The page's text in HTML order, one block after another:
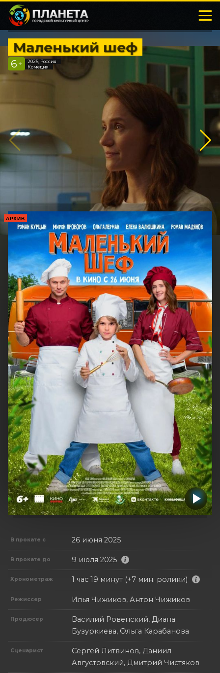
Маленький шеф
6 +
2025, Россия
Комедия
АРХИВ
В прокате с 26 июня 2025
В прокате до 9 июля 2025
Хронометраж 1 час 19 минут (+7 мин. ролики)
Режиссер Илья Чижиков, Антон Чижиков
Продюсер
Василий Ровенский, Диана
Бузуркиева, Ольга Карабанова
Сценарист
Сергей Литвинов, Даниил
Августовский, Дмитрий Чистяков